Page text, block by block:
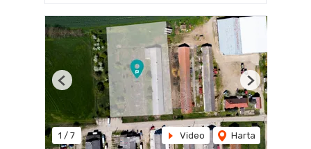
1 / 7 Video Harta
Previous Next